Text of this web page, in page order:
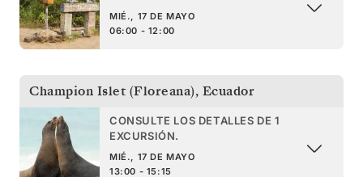
MIÉ., 17 DE MAYO
06:00 - 12:00
Champion Islet (Floreana), Ecuador
CONSULTE LOS DETALLES DE 1
EXCURSIÓN.
MIÉ., 17 DE MAYO
13:00 - 15:15